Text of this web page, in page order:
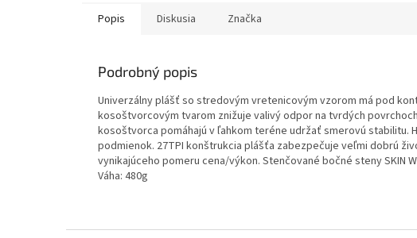
Popis Diskusia Značka
Podrobný popis
Univerzálny plášť so stredovým vretenicovým vzorom má pod
kosoštvorcovým tvarom znižuje valivý odpor na tvrdých
kosoštvorca pomáhajú v ľahkom teréne udržať smerovú stabilitu.
podmienok. 27TPI konštrukcia plášťa zabezpečuje veľmi dobrú
vynikajúceho pomeru cena/výkon. Stenčované bočné steny SKIN
Váha: 480g